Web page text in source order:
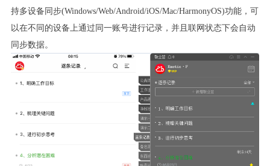
持多设备同步(Windows/Web/Android/iOS/Mac/HarmonyOS)功能，可
以在不同的设备上通过同一账号进行记录，并且联网状态下会自动
同步数据。